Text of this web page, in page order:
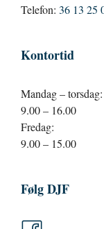
Telefon: 36 13 25
Kontortid
Mandag – torsdag:
9.00 – 16.00
Fredag:
9.00 – 15.00
Følg DJF